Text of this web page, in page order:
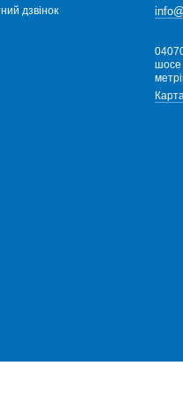
на нашому сайті
приїжджайте до
у нашому інтернет-
дзвінок
шосе